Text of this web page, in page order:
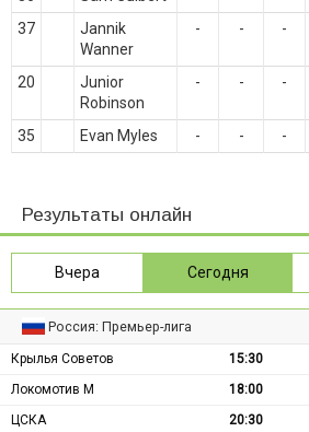
37
Jannik
Wanner
- - -
20
Junior
Robinson
- - -
35 Evan Myles - - -
Результаты онлайн
Вчера Сегодня
Россия: Премьер-лига
Крылья Советов 15:30
Локомотив М
18:00
ЦСКА
20:30